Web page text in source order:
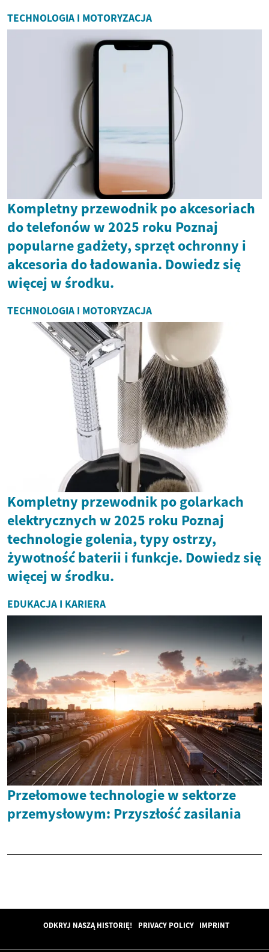
TECHNOLOGIA I MOTORYZACJA
Kompletny przewodnik po akcesoriach
do telefonów w 2025 roku Poznaj
popularne gadżety, sprzęt ochronny i
akcesoria do ładowania. Dowiedz się
więcej w środku.
TECHNOLOGIA I MOTORYZACJA
Kompletny przewodnik po golarkach
elektrycznych w 2025 roku Poznaj
technologie golenia, typy ostrzy,
żywotność baterii i funkcje. Dowiedz się
więcej w środku.
EDUKACJA I KARIERA
Przełomowe technologie w sektorze
przemysłowym: Przyszłość zasilania
ODKRYJ NASZĄ HISTORIĘ! PRIVACY POLICY IMPRINT